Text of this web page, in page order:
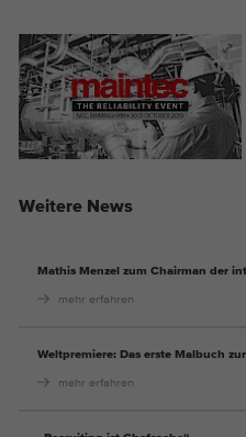
Weitere News
Mathis Menzel zum Chairman der
mehr erfahren
Weltpremiere: Das erste Malbuch
mehr erfahren